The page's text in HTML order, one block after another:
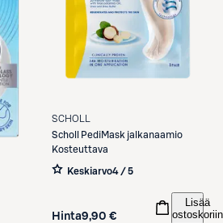
SCHOLL
Scholl
PediMask jalkanaamio
Kosteuttava
Keskiarvo4 / 5
Hinta9,90 €
Lisää
ostoskoriin